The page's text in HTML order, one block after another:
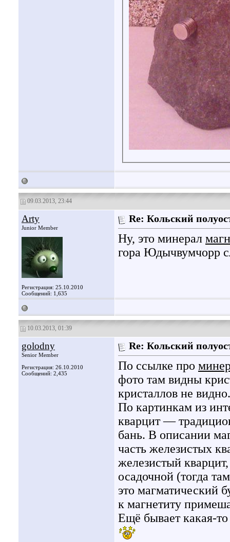
09.03.2013, 23:44
Arty
Junior Member
Регистрация: 25.10.2010
Сообщений: 1,635
Re: Кольский
Ну, это минерал
гора Юдычвумчорр
10.03.2013, 01:39
golodny
Senior Member
Регистрация: 26.10.2010
Сообщений: 2,435
Re: Кольский
По ссылке про
фото там видны
кристаллов не
По картинкам из
кварцит —
бань. В описании
часть железистых
железистый
осадочной (тогда
это магматический
к магнетиту
Ещё бывает какая-